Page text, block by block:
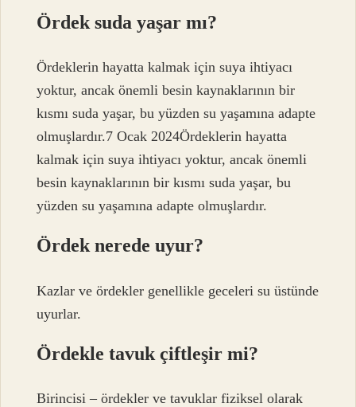
Ördek suda yaşar mı?
Ördeklerin hayatta kalmak için suya ihtiyacı
yoktur, ancak önemli besin kaynaklarının bir
kısmı suda yaşar, bu yüzden su yaşamına adapte
olmuşlardır.7 Ocak 2024Ördeklerin hayatta
kalmak için suya ihtiyacı yoktur, ancak önemli
besin kaynaklarının bir kısmı suda yaşar, bu
yüzden su yaşamına adapte olmuşlardır.
Ördek nerede uyur?
Kazlar ve ördekler genellikle geceleri su üstünde
uyurlar.
Ördekle tavuk çiftleşir mi?
Birincisi – ördekler ve tavuklar fiziksel olarak